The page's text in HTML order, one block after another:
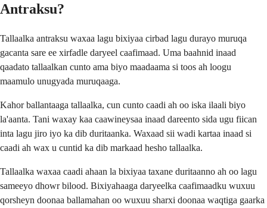
Antraksu?
Tallaalka antraksu waxaa lagu bixiyaa cirbad lagu durayo muruqa
gacanta sare ee xirfadle daryeel caafimaad. Uma baahnid inaad
qaadato tallaalkan cunto ama biyo maadaama si toos ah loogu
maamulo unugyada muruqaaga.
Kahor ballantaaga tallaalka, cun cunto caadi ah oo iska ilaali biyo
la'aanta. Tani waxay kaa caawineysaa inaad dareento sida ugu fiican
inta lagu jiro iyo ka dib duritaanka. Waxaad sii wadi kartaa inaad si
caadi ah wax u cuntid ka dib markaad hesho tallaalka.
Tallaalka waxaa caadi ahaan la bixiyaa taxane duritaanno ah oo lagu
sameeyo dhowr bilood. Bixiyahaaga daryeelka caafimaadku wuxuu
qorsheyn doonaa ballamahan oo wuxuu sharxi doonaa waqtiga gaarka